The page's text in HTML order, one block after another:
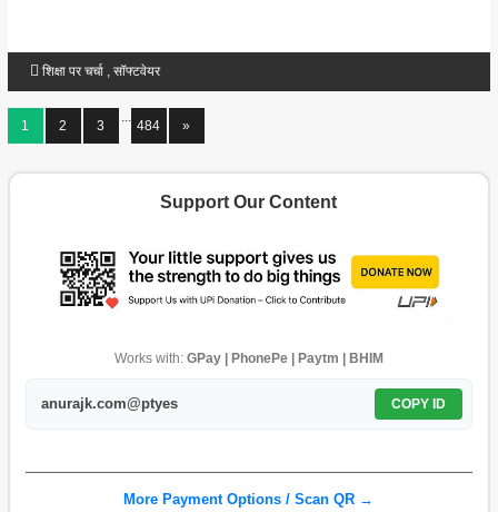
शिक्षा पर चर्चा, सॉफ्टवेयर
1 2 3
...
484 »
Support Our Content
Works with: GPay | PhonePe | Paytm | BHIM
anurajk.com@ptyes COPY ID
More Payment Options / Scan QR →